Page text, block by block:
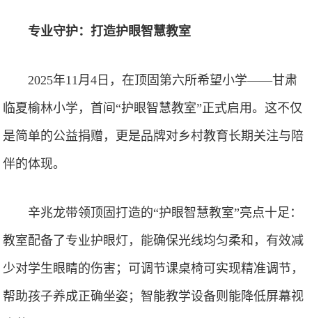
专业守护：打造护眼智慧教室
2025年11月4日，在顶固第六所希望小学——甘肃
临夏榆林小学，首间“护眼智慧教室”正式启用。这不仅
是简单的公益捐赠，更是品牌对乡村教育长期关注与陪
伴的体现。
辛兆龙带领顶固打造的“护眼智慧教室”亮点十足：
教室配备了专业护眼灯，能确保光线均匀柔和，有效减
少对学生眼睛的伤害；可调节课桌椅可实现精准调节，
帮助孩子养成正确坐姿；智能教学设备则能降低屏幕视